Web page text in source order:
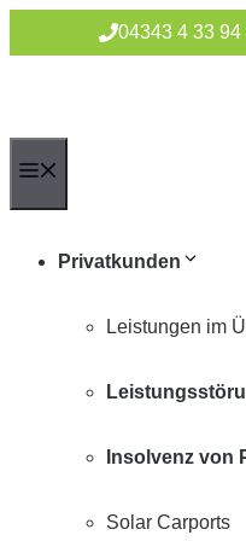
springen
04343 4 33 94
Privatkunden
Leistungen im
Insolvenz von
Solar Carports